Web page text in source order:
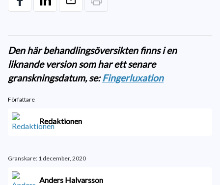
Den här behandlingsöversikten finns i en
liknande version som har ett senare
granskningsdatum, se:Fingerluxation
Författare
Redaktionen
Granskare: 1 december, 2020
Anders Halvarsson